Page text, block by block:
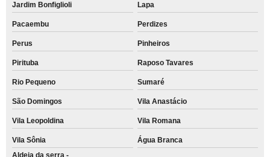
Jardim Bonfiglioli Lapa
Pacaembu Perdizes
Perus Pinheiros
Pirituba Raposo Tavares
Rio Pequeno Sumaré
São Domingos Vila Anastácio
Vila Leopoldina Vila Romana
Vila Sônia
Água Branca
Aldeia da serra -